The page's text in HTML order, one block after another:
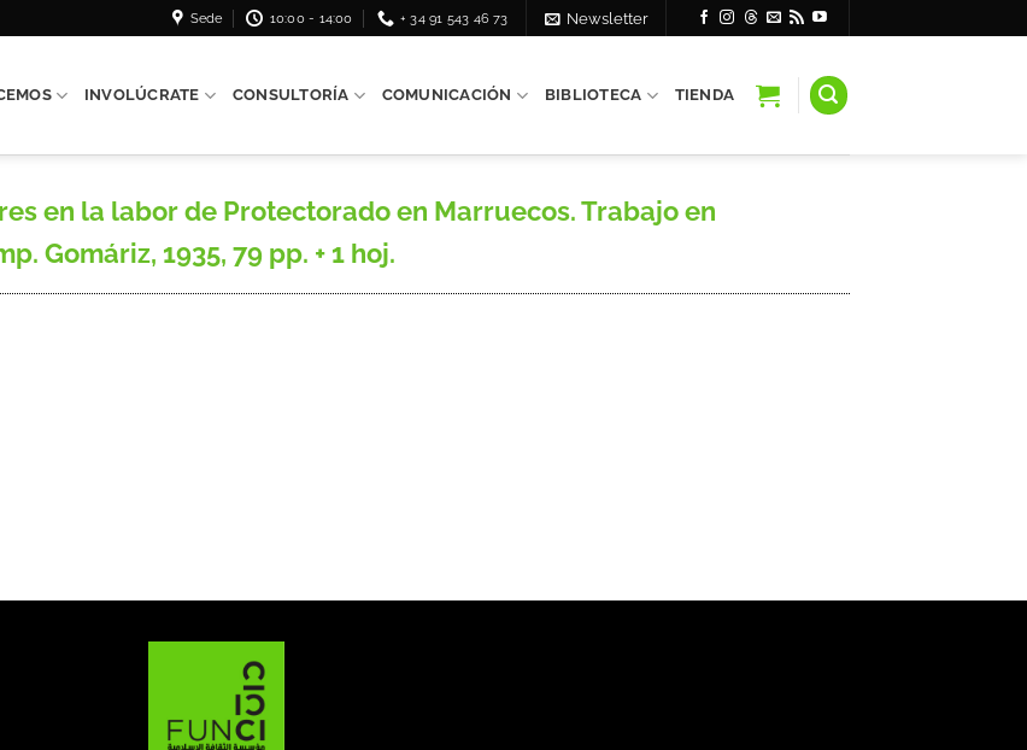
Sede 10:00 - 14:00 + 34 91 543 46 73 Newsletter
INVOLÚCRATE CONSULTORÍA COMUNICACIÓN BIBLIOTECA TIENDA
en la labor de Protectorado en Marruecos. Trabajo en
Gomáriz, 1935, 79 pp. + 1 hoj.